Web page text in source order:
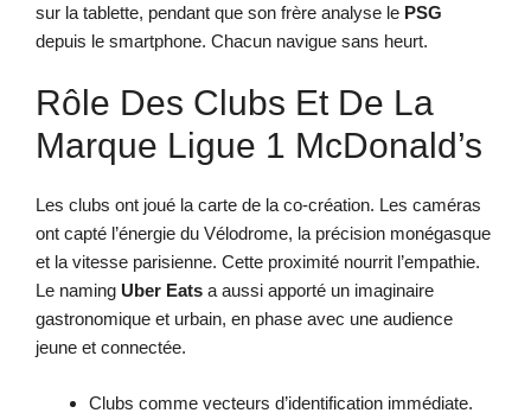
sur la tablette, pendant que son frère analyse le PSG
depuis le smartphone. Chacun navigue sans heurt.
Rôle Des Clubs Et De La
Marque Ligue 1 McDonald’s
Les clubs ont joué la carte de la co-création. Les caméras
ont capté l’énergie du Vélodrome, la précision monégasque
et la vitesse parisienne. Cette proximité nourrit l’empathie.
Le naming Uber Eats a aussi apporté un imaginaire
gastronomique et urbain, en phase avec une audience
jeune et connectée.
Clubs comme vecteurs d’identification immédiate.